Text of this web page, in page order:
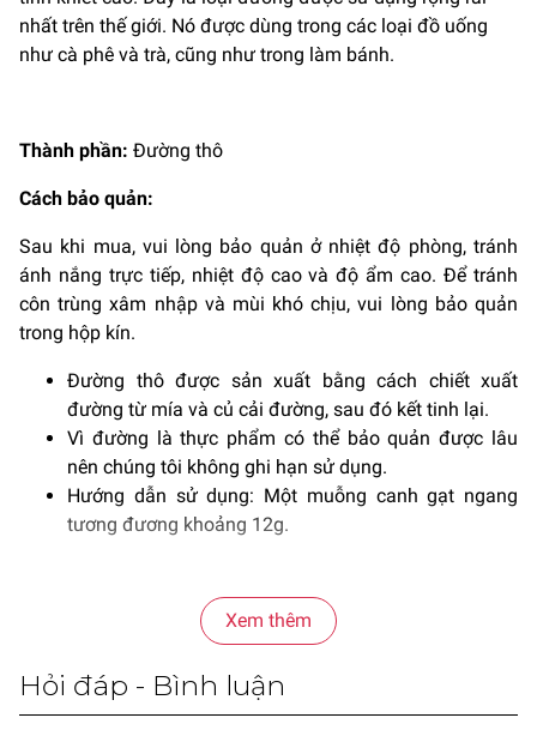
nhất trên thế giới. Nó được dùng trong các loại đồ uống
như cà phê và trà, cũng như trong làm bánh.
Thành phần: Đường thô
Cách bảo quản:
Sau khi mua, vui lòng bảo quản ở nhiệt độ phòng, tránh
ánh nắng trực tiếp, nhiệt độ cao và độ ẩm cao. Để tránh
côn trùng xâm nhập và mùi khó chịu, vui lòng bảo quản
trong hộp kín.
Đường thô được sản xuất bằng cách chiết xuất
đường từ mía và củ cải đường, sau đó kết tinh lại.
Vì đường là thực phẩm có thể bảo quản được lâu
nên chúng tôi không ghi hạn sử dụng.
Hướng dẫn sử dụng: Một muỗng canh gạt ngang
tương đương khoảng 12g.
Xem thêm
Hỏi đáp - Bình luận